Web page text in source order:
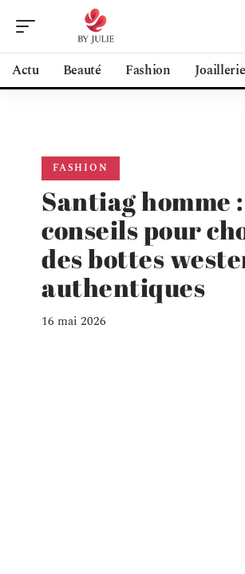
Actu Beauté Fashion
FASHION
Santiag homme :
conseils pour
des bottes
authentiques
16 mai 2026